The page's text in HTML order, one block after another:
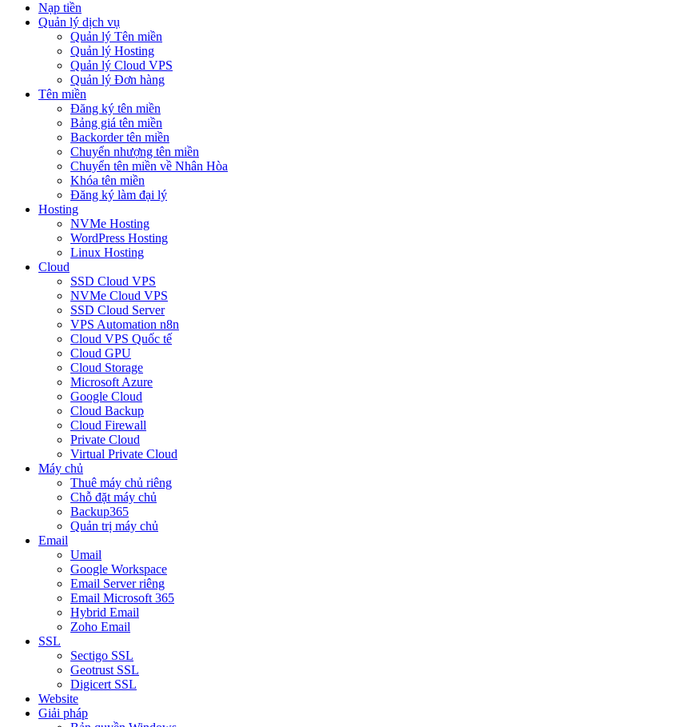
Nạp tiền
Quản lý dịch vụ
Quản lý Tên miền
Quản lý Hosting
Quản lý Cloud VPS
Quản lý Đơn hàng
Tên miền
Đăng ký tên miền
Bảng giá tên miền
Backorder tên miền
Chuyển nhượng tên miền
Chuyển tên miền về Nhân Hòa
Khóa tên miền
Đăng ký làm đại lý
Hosting
NVMe Hosting
WordPress Hosting
Linux Hosting
Cloud
SSD Cloud VPS
NVMe Cloud VPS
SSD Cloud Server
VPS Automation n8n
Cloud VPS Quốc tế
Cloud GPU
Cloud Storage
Microsoft Azure
Google Cloud
Cloud Backup
Cloud Firewall
Private Cloud
Virtual Private Cloud
Máy chủ
Thuê máy chủ riêng
Chỗ đặt máy chủ
Backup365
Quản trị máy chủ
Email
Umail
Google Workspace
Email Server riêng
Email Microsoft 365
Hybrid Email
Zoho Email
SSL
Sectigo SSL
Geotrust SSL
Digicert SSL
Website
Giải pháp